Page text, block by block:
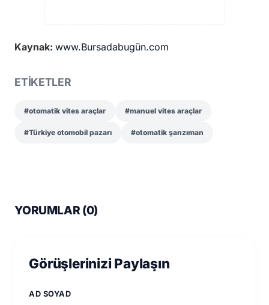
Kaynak: www.Bursadabugün.com
ETİKETLER
#otomatik vites araçlar #manuel vites araçlar
#Türkiye otomobil pazarı #otomatik şanzıman
YORUMLAR (0)
Görüşlerinizi Paylaşın
AD SOYAD